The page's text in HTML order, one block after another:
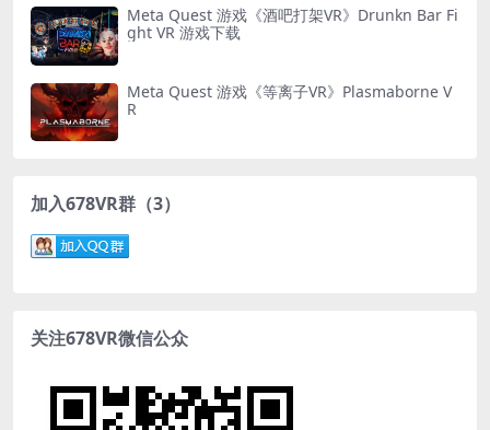
Meta Quest 游戏《酒吧打架VR》Drunkn Bar Fi
ght VR 游戏下载
Meta Quest 游戏《等离子VR》Plasmaborne V
R
加入678VR群（3）
关注678VR微信公众